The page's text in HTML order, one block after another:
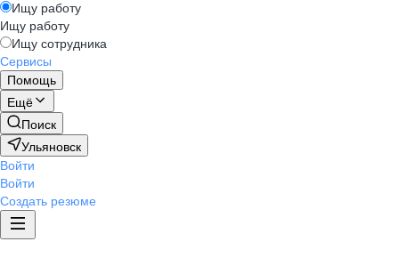
Ищу работу
Ищу работу
Ищу сотрудника
Сервисы
Помощь
Ещё
Поиск
Ульяновск
Войти
Войти
Создать резюме